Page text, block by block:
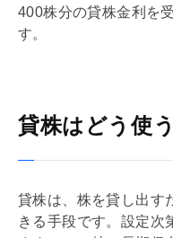
400株分の貸株金利を
す。
貸株はどう使
貸株は、株を貸し出す
きる手段です。設定次